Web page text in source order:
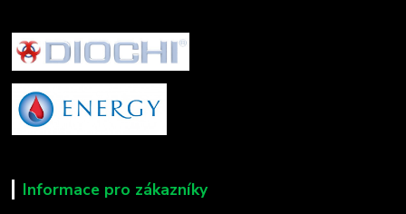
Informace pro zákazníky